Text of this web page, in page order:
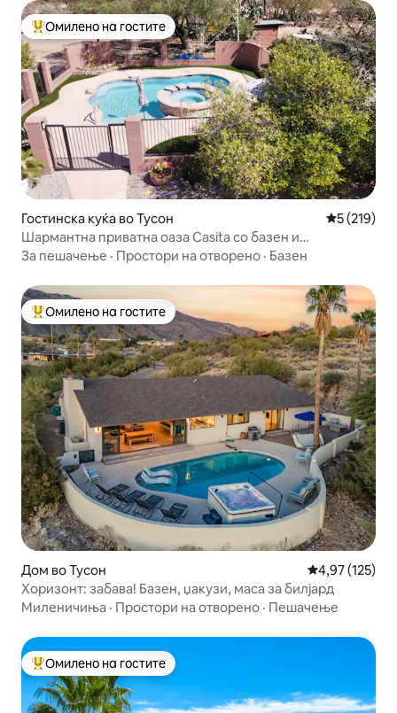
Меѓу најуспешните „Омилени на гостите“
Омилено на гостите
Гостинска куќа во Тусон Просечна
5 (219)
Шармантна приватна оаза Casita со базен и
хидромасажна када
За пешачење · Простори на отворено · Базен
Меѓу најуспешните „Омилени на гостите“
Омилено на гостите
Дом во Тусон Просечна
4,97 (125)
Хоризонт: забава! Базен, џакузи, маса за билјард
Миленичиња · Простори на отворено · Пешачење
Меѓу најуспешните „Омилени на гостите“
Омилено на гостите